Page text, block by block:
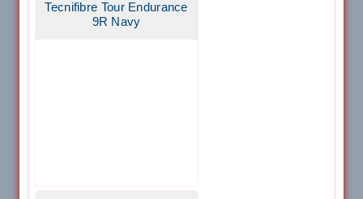
Tecnifibre Tour Endurance
9R Navy